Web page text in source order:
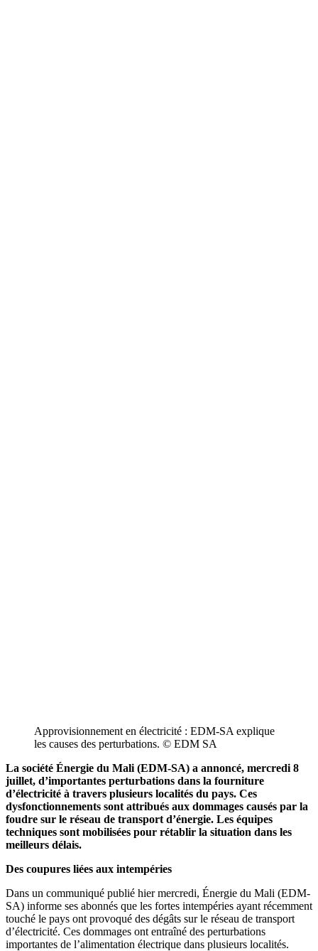
Approvisionnement en électricité : EDM-SA explique
les causes des perturbations. © EDM SA
La société Énergie du Mali (EDM-SA) a annoncé, mercredi 8
juillet, d’importantes perturbations dans la fourniture
d’électricité à travers plusieurs localités du pays. Ces
dysfonctionnements sont attribués aux dommages causés par la
foudre sur le réseau de transport d’énergie. Les équipes
techniques sont mobilisées pour rétablir la situation dans les
meilleurs délais.
Des coupures liées aux intempéries
Dans un communiqué publié hier mercredi, Énergie du Mali (EDM-
SA) informe ses abonnés que les fortes intempéries ayant récemment
touché le pays ont provoqué des dégâts sur le réseau de transport
d’électricité. Ces dommages ont entraîné des perturbations
importantes de l’alimentation électrique dans plusieurs localités.